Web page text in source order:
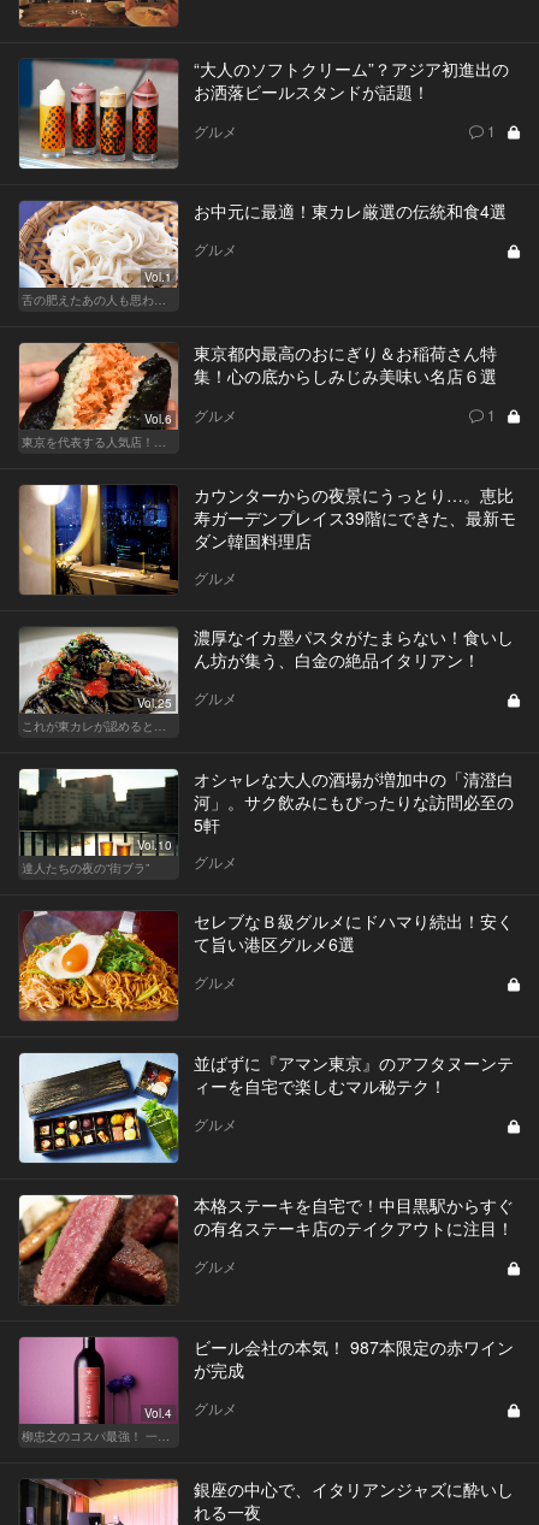
“大人のソフトクリーム”？アジア初進出の
お洒落ビールスタンドが話題！
グルメ 1
Vol.1
舌の肥えたあの人も思わず舌鼓!?厳選お中元
お中元に最適！東カレ厳選の伝統和食4選
グルメ
Vol.6
東京を代表する人気店！ほかほか絶品おにぎり
東京都内最高のおにぎり＆お稲荷さん特
集！心の底からしみじみ美味い名店６選
グルメ 1
カウンターからの夜景にうっとり…。恵比
寿ガーデンプレイス39階にできた、最新モ
ダン韓国料理店
グルメ
Vol.25
これが東カレが認めるとっておきの隠れ家
濃厚なイカ墨パスタがたまらない！食いし
ん坊が集う、白金の絶品イタリアン！
グルメ
Vol.10
達人たちの夜の“街ブラ”
オシャレな大人の酒場が増加中の「清澄白
河」。サク飲みにもぴったりな訪問必至の
5軒
グルメ
セレブなＢ級グルメにドハマり続出！安く
て旨い港区グルメ6選
グルメ
並ばずに『アマン東京』のアフタヌーンテ
ィーを自宅で楽しむマル秘テク！
グルメ
本格ステーキを自宅で！中目黒駅からすぐ
の有名ステーキ店のテイクアウトに注目！
グルメ
Vol.4
ビール会社の本気！ 987本限定の赤ワイン
が完成
グルメ
銀座の中心で、イタリアンジャズに酔いし
れる一夜